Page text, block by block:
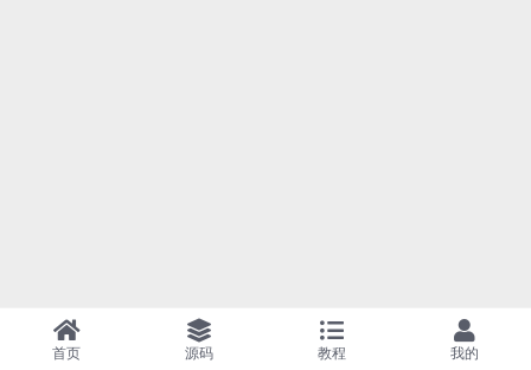
首页 源码 教程 我的